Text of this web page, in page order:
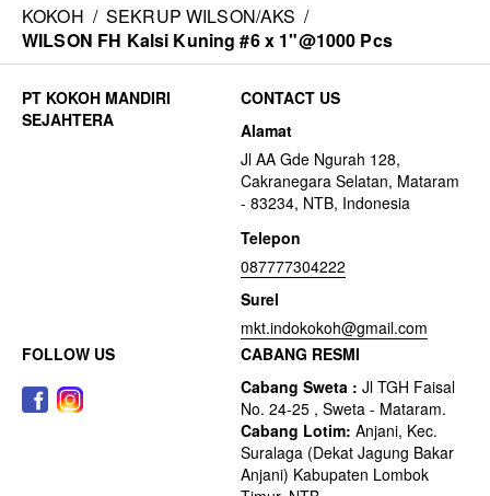
KOKOH / SEKRUP WILSON/AKS /
WILSON FH Kalsi Kuning #6 x 1"@1000 Pcs
CONTACT US
Alamat
Jl AA Gde Ngurah 128,
Cakranegara Selatan, Mataram
- 83234, NTB, Indonesia
Telepon
087777304222
Surel
mkt.indokokoh@gmail.com
FOLLOW US
CABANG RESMI